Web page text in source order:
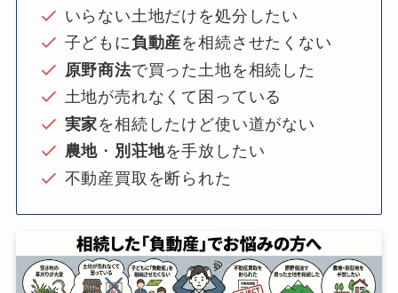
いらない土地だけを処分したい
子どもに負動産を相続させたくない
原野商法で買った土地を相続した
土地が売れなくて困っている
実家を相続したけど使い道がない
農地 ・ 別荘地を手放したい
不動産買取を断られた